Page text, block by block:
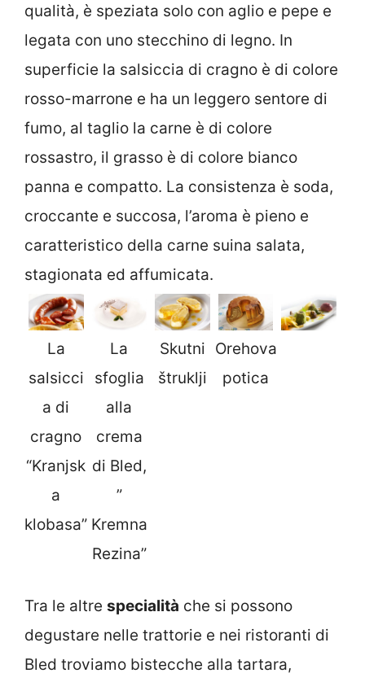
qualità, è speziata solo con aglio e pepe e
legata con uno stecchino di legno. In
superficie la salsiccia di cragno è di colore
rosso-marrone e ha un leggero sentore di
fumo, al taglio la carne è di colore
rossastro, il grasso è di colore bianco
panna e compatto. La consistenza è soda,
croccante e succosa, l’aroma è pieno e
caratteristico della carne suina salata,
stagionata ed affumicata.
La
salsicci
a di
cragno
“Kranjsk
a
klobasa”
La
sfoglia
alla
crema
di Bled,
”
Kremna
Rezina”
Skutni
štruklji
Orehova
potica
Tra le altre specialità che si possono
degustare nelle trattorie e nei ristoranti di
Bled troviamo bistecche alla tartara,